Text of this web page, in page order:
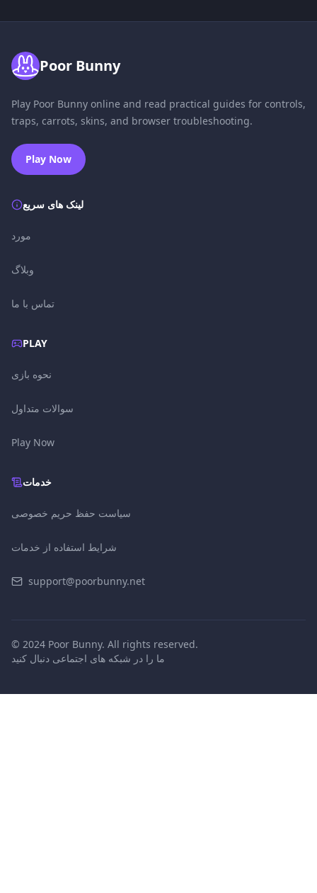
Poor Bunny
Play Poor Bunny online and read practical guides for controls,
traps, carrots, skins, and browser troubleshooting.
Play Now
لینک های سریع
مورد
وبلاگ
تماس با ما
PLAY
نحوه بازی
سوالات متداول
Play Now
خدمات
سیاست حفظ حریم خصوصی
شرایط استفاده از خدمات
support@poorbunny.net
© 2024 Poor Bunny. All rights reserved.
ما را در شبکه های اجتماعی دنبال کنید